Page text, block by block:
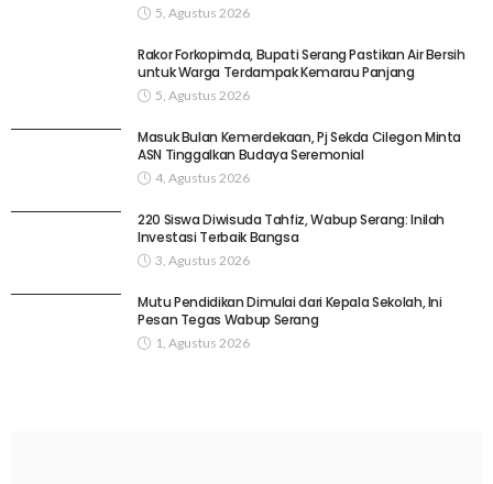
5, Agustus 2026
Rakor Forkopimda, Bupati Serang Pastikan Air Bersih
untuk Warga Terdampak Kemarau Panjang
5, Agustus 2026
Masuk Bulan Kemerdekaan, Pj Sekda Cilegon Minta
ASN Tinggalkan Budaya Seremonial
4, Agustus 2026
220 Siswa Diwisuda Tahfiz, Wabup Serang: Inilah
Investasi Terbaik Bangsa
3, Agustus 2026
Mutu Pendidikan Dimulai dari Kepala Sekolah, Ini
Pesan Tegas Wabup Serang
1, Agustus 2026